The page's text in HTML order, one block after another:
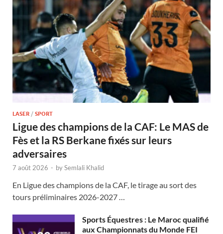
LASER / SPORT
Ligue des champions de la CAF: Le MAS de
Fès et la RS Berkane fixés sur leurs
adversaires
7 août 2026 - bySemlali Khalid
En Ligue des champions de la CAF, le tirage au sort des
tours préliminaires 2026-2027 …
Sports Équestres : Le Maroc qualifié
aux Championnats du Monde FEI